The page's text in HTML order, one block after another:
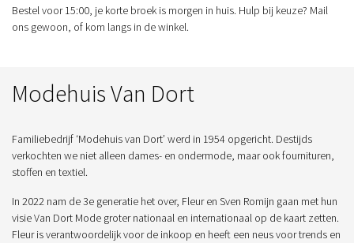
Bestel voor 15:00, je korte broek is morgen in huis. Hulp bij keuze? Mail
ons gewoon, of kom langs in de winkel.
Modehuis Van Dort
Familiebedrijf ‘Modehuis van Dort’ werd in 1954 opgericht. Destijds
verkochten we niet alleen dames- en ondermode, maar ook fournituren,
stoffen en textiel.
In 2022 nam de 3e generatie het over, Fleur en Sven Romijn gaan met hun
visie Van Dort Mode groter nationaal en internationaal op de kaart zetten.
Fleur is verantwoordelijk voor de inkoop en heeft een neus voor trends en